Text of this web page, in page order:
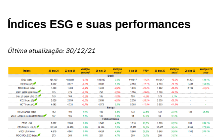
Índices ESG e suas performances
Última atualização: 30/12/21